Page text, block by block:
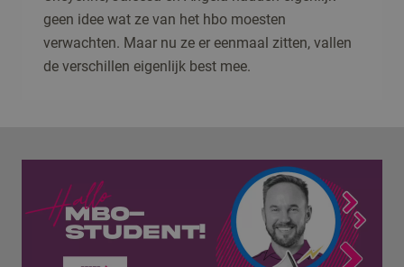
geen idee wat ze van het hbo moesten
verwachten. Maar nu ze er eenmaal zitten, vallen
de verschillen eigenlijk best mee.